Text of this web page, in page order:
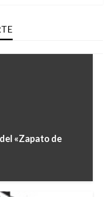
«Zapato de